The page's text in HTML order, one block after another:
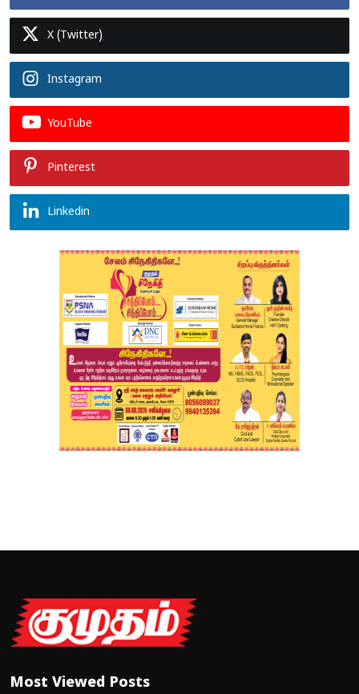
X (Twitter)
Instagram
YouTube
Pinterest
Linkedin
Most Viewed Posts